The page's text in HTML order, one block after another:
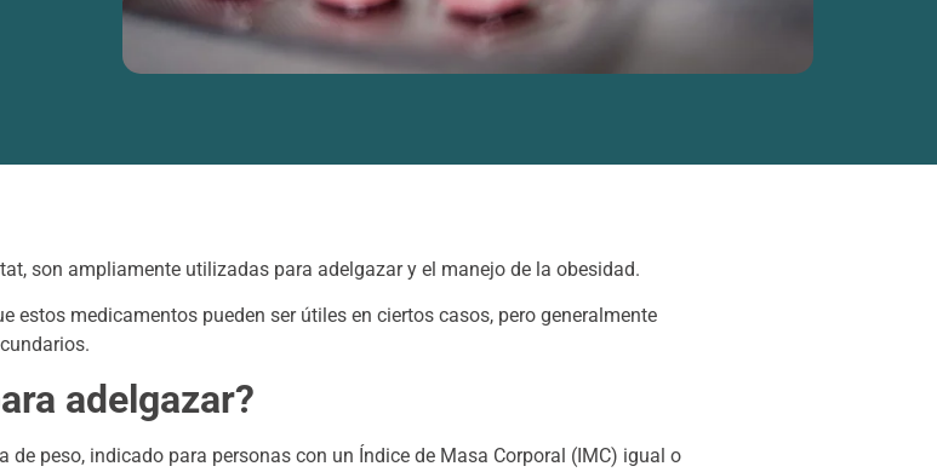
son ampliamente utilizadas para adelgazar y el manejo de la obesidad.
estos medicamentos pueden ser útiles en ciertos casos, pero generalmente
adelgazar?
peso, indicado para personas con un Índice de Masa Corporal (IMC) igual o